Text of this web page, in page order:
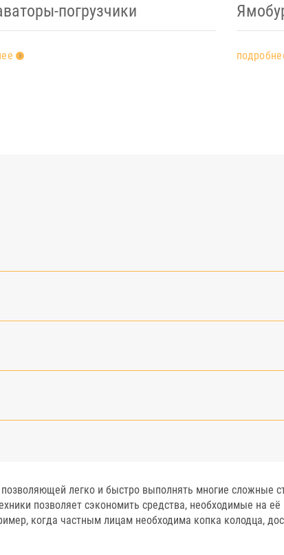
погрузчики
позволяющей легко и быстро выполнять многие
позволяет сэкономить средства, необходимые на её
когда частным лицам необходима копка колодца,